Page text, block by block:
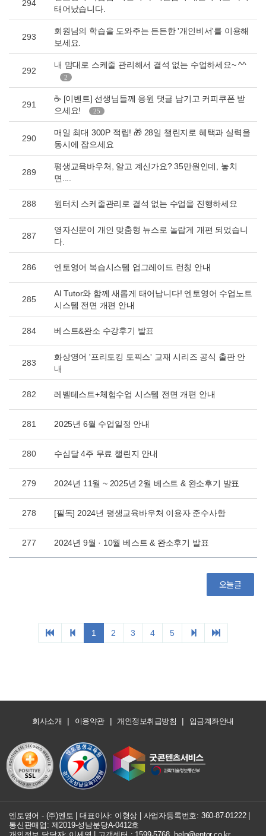
회사소개 | 이용약관 | 개인정보취급방침 | 입금계좌안내
엔토영어 - (주)엔토 | 대표이사: 이형상 | 사업자등록번호: 360-87-01222|
통신판매업: 제2019-성남분당A-0412호